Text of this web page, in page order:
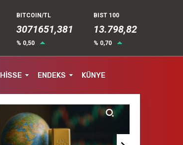
BITCOIN/TL
3071651,381
% 0,50
BIST 100
13.798,82
% 0,70
HİSSE ENDEKS KÜNYE